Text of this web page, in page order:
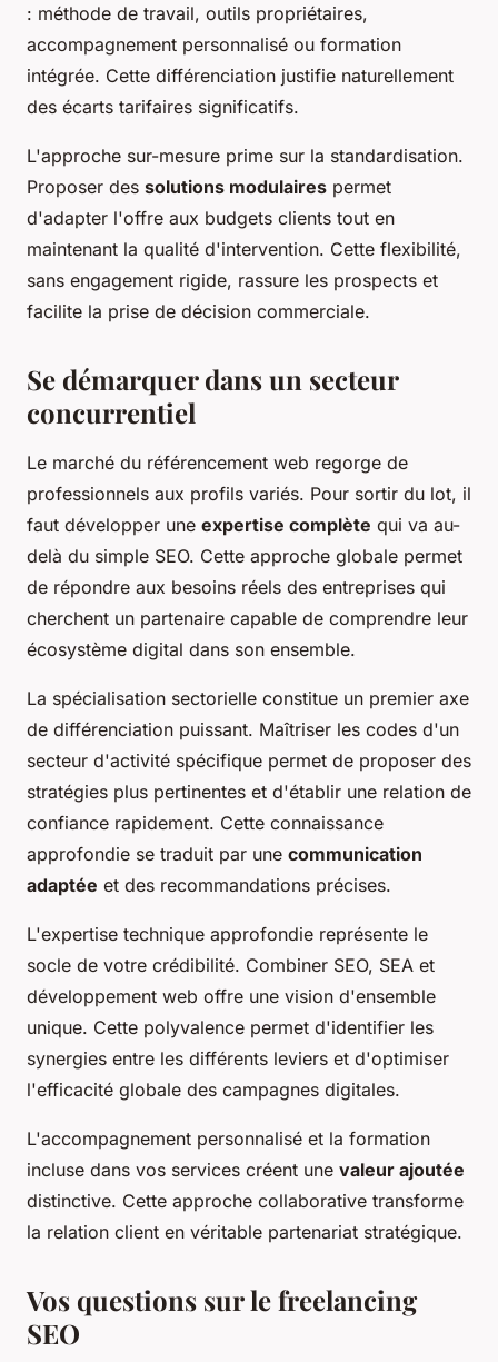
: méthode de travail, outils propriétaires,
accompagnement personnalisé ou formation
intégrée. Cette différenciation justifie naturellement
des écarts tarifaires significatifs.
L'approche sur-mesure prime sur la standardisation.
Proposer des solutions modulaires permet
d'adapter l'offre aux budgets clients tout en
maintenant la qualité d'intervention. Cette flexibilité,
sans engagement rigide, rassure les prospects et
facilite la prise de décision commerciale.
Se démarquer dans un secteur
concurrentiel
Le marché du référencement web regorge de
professionnels aux profils variés. Pour sortir du lot, il
faut développer une expertise complète qui va au-
delà du simple SEO. Cette approche globale permet
de répondre aux besoins réels des entreprises qui
cherchent un partenaire capable de comprendre leur
écosystème digital dans son ensemble.
La spécialisation sectorielle constitue un premier axe
de différenciation puissant. Maîtriser les codes d'un
secteur d'activité spécifique permet de proposer des
stratégies plus pertinentes et d'établir une relation de
confiance rapidement. Cette connaissance
approfondie se traduit par une communication
adaptée et des recommandations précises.
L'expertise technique approfondie représente le
socle de votre crédibilité. Combiner SEO, SEA et
développement web offre une vision d'ensemble
unique. Cette polyvalence permet d'identifier les
synergies entre les différents leviers et d'optimiser
l'efficacité globale des campagnes digitales.
L'accompagnement personnalisé et la formation
incluse dans vos services créent une valeur ajoutée
distinctive. Cette approche collaborative transforme
la relation client en véritable partenariat stratégique.
Vos questions sur le freelancing
SEO